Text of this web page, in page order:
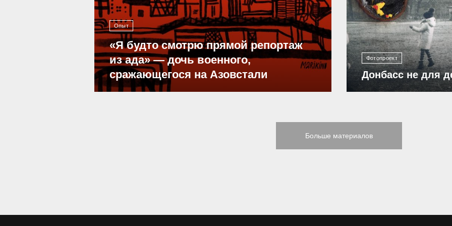
Опыт
«Я будто смотрю прямой репортаж
из ада» — дочь военного,
сражающегося на Азовстали
Фотопроект
Донбасс не для
Больше материалов